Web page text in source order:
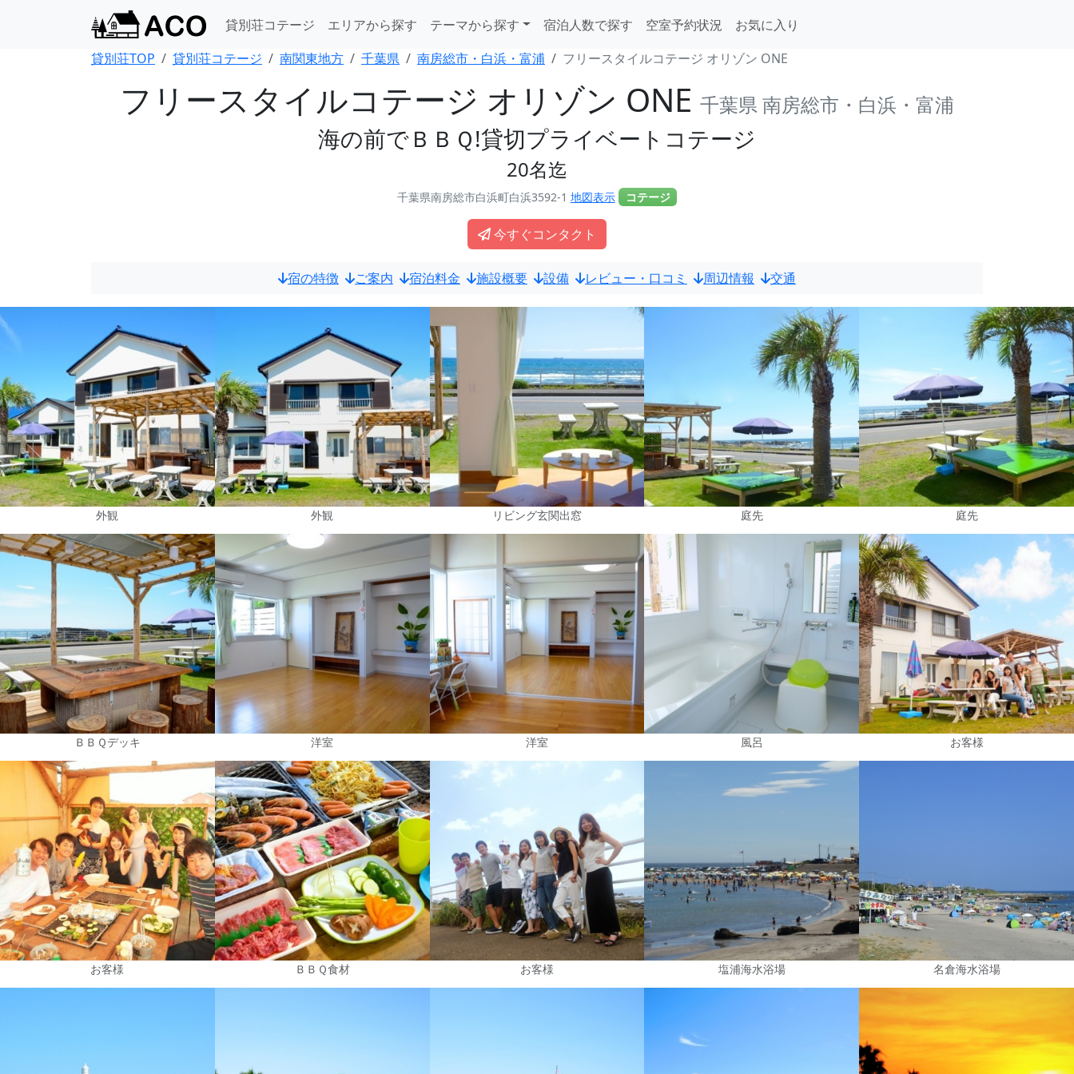
貸別荘コテージ エリアから探す テーマから探す 宿泊人数で探す 空室予約状況
お気に入り
貸別荘TOP
貸別荘コテージ 南関東地方 千葉県 南房総市・白浜・富浦 フリースタイルコテージ オリゾン ONE
フリースタイルコテージ オリゾン ONE 千葉県 南房総市・白浜・富浦
海の前でＢＢＱ!貸切プライベートコテージ
20名迄
千葉県南房総市白浜町白浜3592-1 地図表示 コテージ
今すぐコンタクト
宿の特徴 ご案内 宿泊料金 施設概要 設備 レビュー・口コミ 周辺情報 交通
外観 外観 リビング玄関出窓 庭先 庭先
ＢＢＱデッキ 洋室 洋室 風呂 お客様
お客様 ＢＢＱ食材 お客様 塩浦海水浴場 名倉海水浴場